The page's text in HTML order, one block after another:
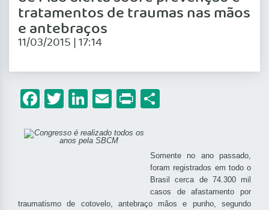
tratamentos de traumas nas mãos
e antebraços
11/03/2015 | 17:14
Facebook
Twitter
LinkedIn
Email
Print
Somente no ano passado,
foram registrados em todo o
Brasil cerca de 74.300 mil
casos de afastamento por
traumatismo de cotovelo, antebraço mãos e punho, segundo